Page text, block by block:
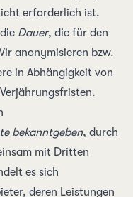
erforder­lich ist.
Dauer, die für den
anonymisieren bzw.
in Abhängigkeit von
bekanntgeben, durch
mit Dritten
es sich
deren Leistungen